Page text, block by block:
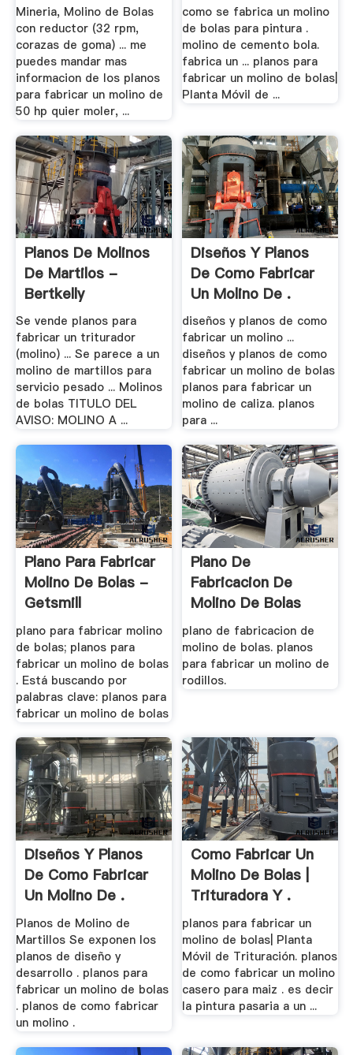
Mineria, Molino de Bolas
con reductor (32 rpm,
corazas de goma) ... me
puedes mandar mas
informacion de los planos
para fabricar un molino de
50 hp quier moler, ...
como se fabrica un molino
de bolas para pintura .
molino de cemento bola.
fabrica un ... planos para
fabricar un molino de bolas|
Planta Móvil de ...
Planos De Molinos
De Martilos -
Bertkelly
Se vende planos para
fabricar un triturador
(molino) ... Se parece a un
molino de martillos para
servicio pesado ... Molinos
de bolas TITULO DEL
AVISO: MOLINO A ...
Diseños Y Planos
De Como Fabricar
Un Molino De .
diseños y planos de como
fabricar un molino ...
diseños y planos de como
fabricar un molino de bolas
planos para fabricar un
molino de caliza. planos
para ...
Plano Para Fabricar
Molino De Bolas -
Getsmill
plano para fabricar molino
de bolas; planos para
fabricar un molino de bolas
. Está buscando por
palabras clave: planos para
fabricar un molino de bolas
Plano De
Fabricacion De
Molino De Bolas
plano de fabricacion de
molino de bolas. planos
para fabricar un molino de
rodillos.
Diseños Y Planos
De Como Fabricar
Un Molino De .
Planos de Molino de
Martillos Se exponen los
planos de diseño y
desarrollo . planos para
fabricar un molino de bolas
. planos de como fabricar
un molino .
Como Fabricar Un
Molino De Bolas |
Trituradora Y .
planos para fabricar un
molino de bolas| Planta
Móvil de Trituración. planos
de como fabricar un molino
casero para maiz . es decir
la pintura pasaria a un ...